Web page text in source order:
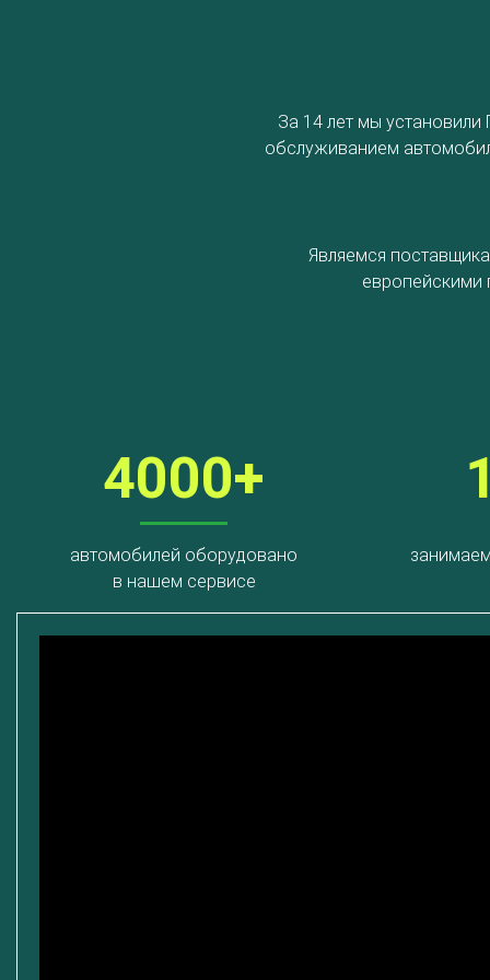
За 14 лет мы
обслуживанием
Являемся
европейскими
4000+
автомобилей оборудовано
в нашем сервисе